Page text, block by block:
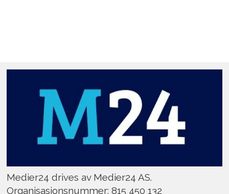
Medier24 drives av Medier24 AS.
Organisasjonsnummer: 815 450 132